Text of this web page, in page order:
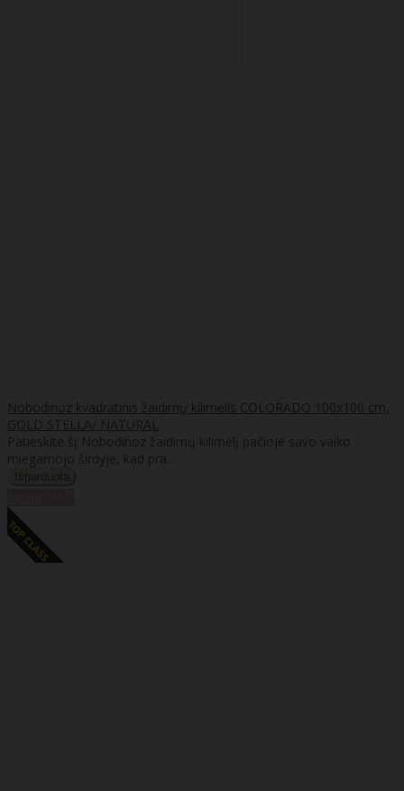
Nobodinoz kvadratinis žaidimų kilimėlis COLORADO 100x100 cm,
GOLD STELLA/ NATURAL
Patieskite šį Nobodinoz žaidimų kilimėlį pačioje savo vaiko
miegamojo širdyje, kad pra..